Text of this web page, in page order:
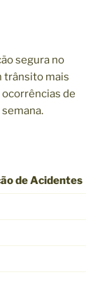
segura no
trânsito mais
de
de Acidentes